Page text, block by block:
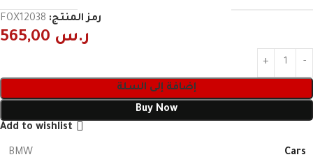
رمز المنتج: FOX12038
ر.س
إضافة إلى السلة
Buy Now
Add to wishlist
Cars
BMW